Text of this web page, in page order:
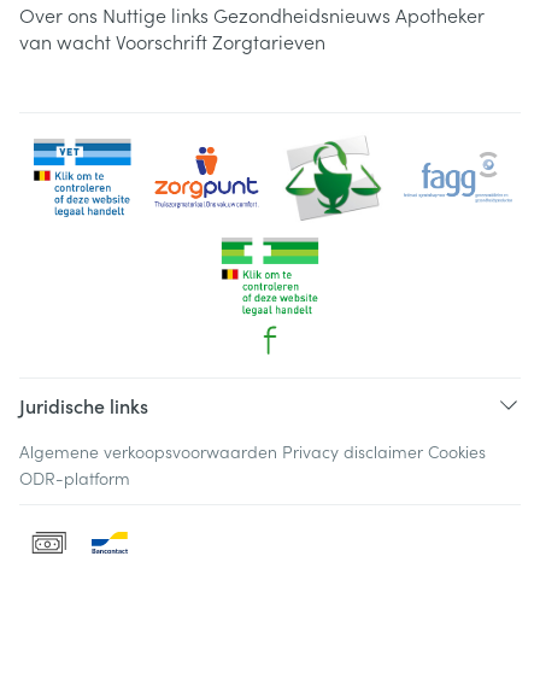
Over ons Nuttige links Gezondheidsnieuws Apotheker
van wachtVoorschriftZorgtarieven
Juridische links
Algemene verkoopsvoorwaarden Privacy disclaimer Cookies
ODR-platform